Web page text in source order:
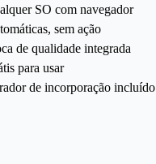
SO com navegador
sem ação
de qualidade integrada
para usar
de incorporação incluído